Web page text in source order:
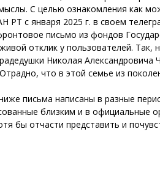
С целью ознакомления как
РТ с января 2025 г. в своем
письмо из фондов
отклик у пользователей.
Николая
что в этой семье из
письма написаны в разные
близким и в официальные
бы отчасти представить и